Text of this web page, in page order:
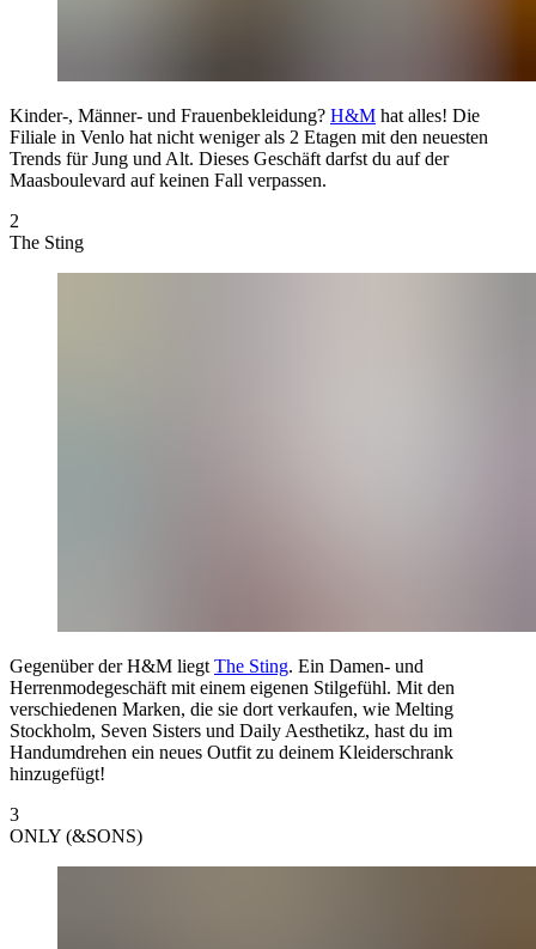
Kinder-, Männer- und Frauenbekleidung? H&M hat alles! Die
Filiale in Venlo hat nicht weniger als 2 Etagen mit den neuesten
Trends für Jung und Alt. Dieses Geschäft darfst du auf der
Maasboulevard auf keinen Fall verpassen.
2
The Sting
Gegenüber der H&M liegt The Sting. Ein Damen- und
Herrenmodegeschäft mit einem eigenen Stilgefühl. Mit den
verschiedenen Marken, die sie dort verkaufen, wie Melting
Stockholm, Seven Sisters und Daily Aesthetikz, hast du im
Handumdrehen ein neues Outfit zu deinem Kleiderschrank
hinzugefügt!
3
ONLY (&SONS)